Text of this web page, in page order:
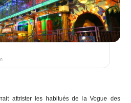
attrister les habitués de la Vogue des